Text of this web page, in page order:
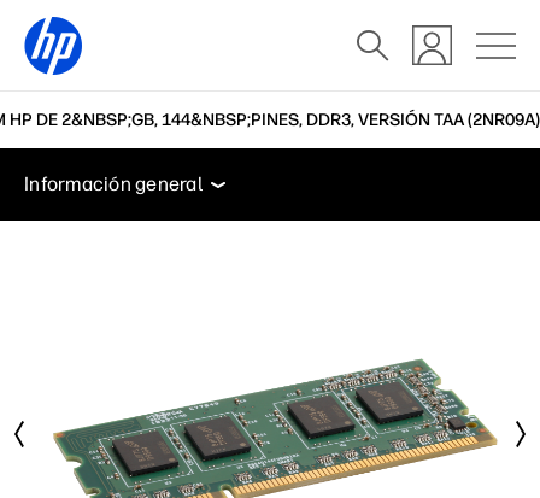
HP DE 2&NBSP;GB, 144&NBSP;PINES, DDR3, VERSIÓN TAA (2NR09A)
Información general Especificaciones
Accesorios
Información general